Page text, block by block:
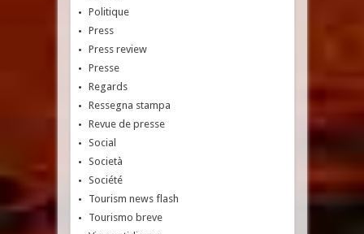
Politique
Press
Press review
Presse
Regards
Ressegna stampa
Revue de presse
Social
Società
Société
Tourism news flash
Tourismo breve